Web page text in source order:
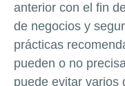
anterior con el fin
de negocios y
prácticas
pueden o no
puede evitar varios